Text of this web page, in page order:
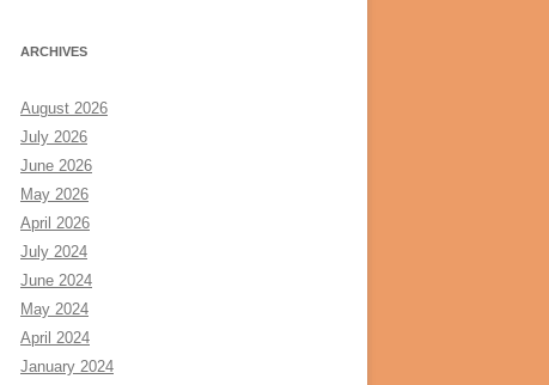
ARCHIVES
August 2026
July 2026
June 2026
May 2026
April 2026
July 2024
June 2024
May 2024
April 2024
January 2024